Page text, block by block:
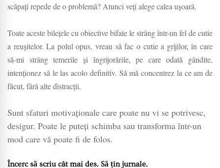
scăpați repede de o problemă? Atunci veți alege calea ușoară.
Toate aceste bilețele cu obiective bifate le strâng într-un fel de cutie
a reușitelor. La polul opus, vreau să fac o cutie a grijilor, în care
să-mi strâng temerile și îngrijorările, pe care odată gândite,
intenționez să le las acolo definitiv. Să mă concentrez la ce am de
făcut, fără alte distracții.
Sunt sfaturi motivaționale care poate nu vi se potrivesc,
desigur. Poate le puteți schimba sau transforma într-un
mod care vă poate fi de folos.
Încerc să scriu cât mai des. Să țin jurnale.